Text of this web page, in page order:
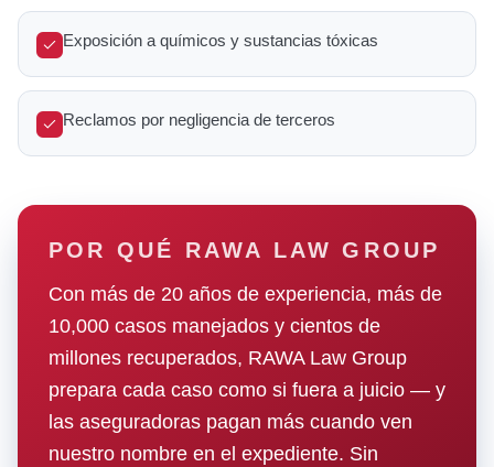
Exposición a químicos y sustancias tóxicas
Reclamos por negligencia de terceros
POR QUÉ RAWA LAW GROUP
Con más de 20 años de experiencia, más de
10,000 casos manejados y cientos de
millones recuperados, RAWA Law Group
prepara cada caso como si fuera a juicio — y
las aseguradoras pagan más cuando ven
nuestro nombre en el expediente. Sin